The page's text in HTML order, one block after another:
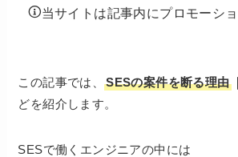
当サイトは記事内にプロモーシ
この記事では、SESの案件を断る理由
どを紹介します。
SESで働くエンジニアの中には